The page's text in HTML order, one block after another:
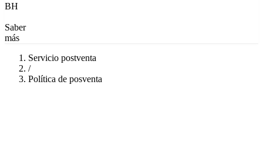
BH
Saber
más
Servicio postventa
/
Política de posventa